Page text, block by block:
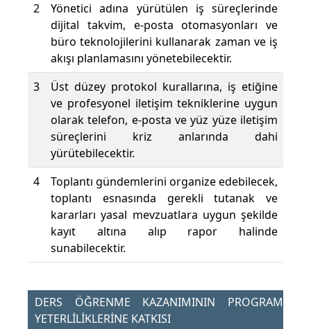
2
Yönetici adına yürütülen iş süreçlerinde
dijital takvim, e-posta otomasyonları ve
büro teknolojilerini kullanarak zaman ve iş
akışı planlamasını yönetebilecektir.
3
Üst düzey protokol kurallarına, iş etiğine
ve profesyonel iletişim tekniklerine uygun
olarak telefon, e-posta ve yüz yüze iletişim
süreçlerini kriz anlarında dahi
yürütebilecektir.
4
Toplantı gündemlerini organize edebilecek,
toplantı esnasında gerekli tutanak ve
kararları yasal mevzuatlara uygun şekilde
kayıt altına alıp rapor halinde
sunabilecektir.
DERS ÖĞRENME KAZANIMININ PROGRAM
YETERLİLİKLERİNE KATKISI